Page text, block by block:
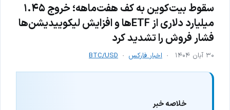
سقوط بیت‌کوین به کف هفت‌ماهه؛ خروج ۱.۴۵
میلیارد دلاری از ETFها و افزایش لیکوییدیشن‌ها
فشار فروش را تشدید کرد
۳۰ آبان ۱۴۰۴ اخبار فارکس BTC/USD
خلاصه خبر